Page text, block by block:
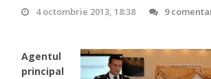
4 octombrie 2013, 18:38 9
Agentul
principal